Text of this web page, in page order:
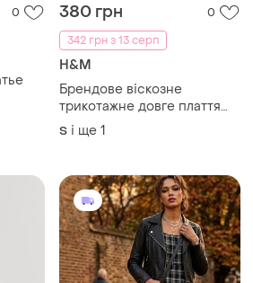
0 380 грн
0
342 грн з 13 серп
H&M
Брендове віскозне
трикотажне довге плаття
платье сукня
S і ще 1